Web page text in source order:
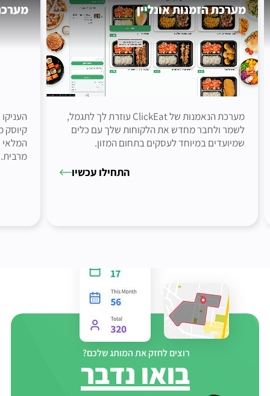
מערכת הזמנות אונליין
מערכת הנאמנות של ClickEat עוזרת לך לתגמל,
לשמר ולחבר מחדש את הלקוחות שלך עם כלים
שמיועדים במיוחד לעסקים בתחום המזון.
התחילו עכשיו
המלאי
מרבית.
רוצים לחזק את המותג שלכם?
בואו נדבר